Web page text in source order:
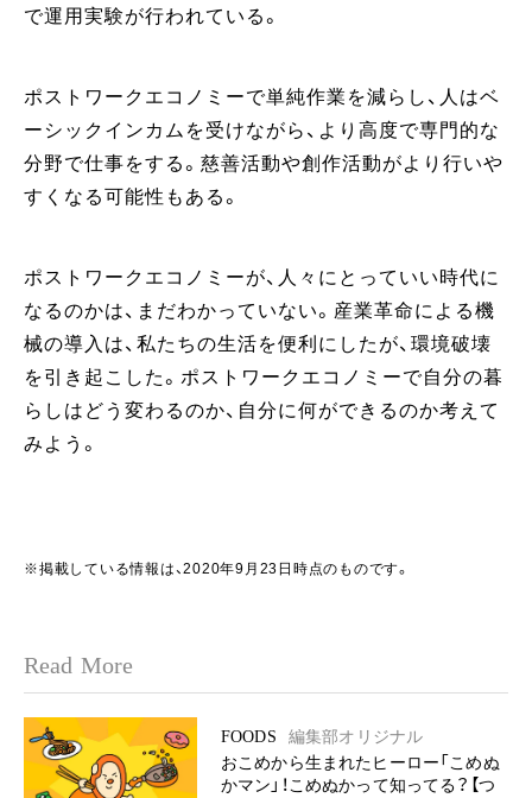
で運用実験が行われている。
ポストワークエコノミーで単純作業を減らし、人はベ
ーシックインカムを受けながら、より高度で専門的な
分野で仕事をする。慈善活動や創作活動がより行いや
すくなる可能性もある。
ポストワークエコノミーが、人々にとっていい時代に
なるのかは、まだわかっていない。産業革命による機
械の導入は、私たちの生活を便利にしたが、環境破壊
を引き起こした。ポストワークエコノミーで自分の暮
らしはどう変わるのか、自分に何ができるのか考えて
みよう。
※掲載している情報は、2020年9月23日時点のものです。
Read More
FOODS
編集部オリジナル
おこめから生まれたヒーロー「こめぬ
かマン」！こめぬかって知ってる？【つ